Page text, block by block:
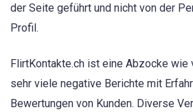
der Seite geführt und nicht von der
Profil.
FlirtKontakte.ch ist eine Abzocke
sehr viele negative Berichte mit
Bewertungen von Kunden. Diverse